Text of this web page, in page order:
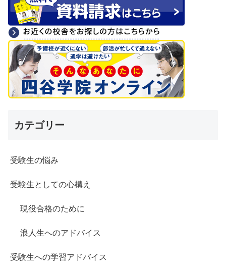
カテゴリー
受験生の悩み
受験生としての心構え
現役合格のために
浪人生へのアドバイス
受験生への学習アドバイス